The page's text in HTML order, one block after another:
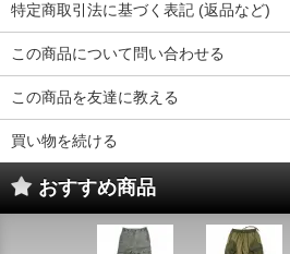
特定商取引法に基づく表記 (返品など)
この商品について問い合わせる
この商品を友達に教える
買い物を続ける
おすすめ商品